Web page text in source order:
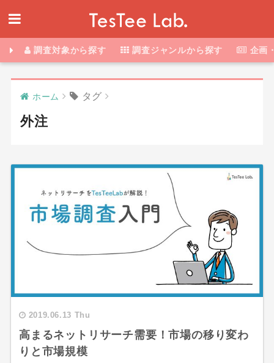
調査対象から探す 調査ジャンルから探す 企画
ホーム タグ
外注
2019.06.13 Thu
高まるネットリサーチ需要！市場の移り変わ
りと市場規模